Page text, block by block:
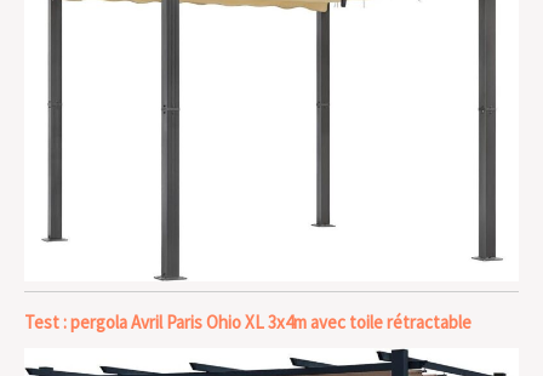
Test : pergola Avril Paris Ohio XL 3x4m avec toile rétractable